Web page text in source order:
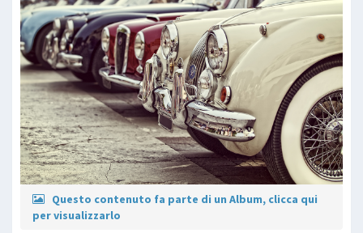
Questo contenuto fa parte di un Album, clicca qui
per visualizzarlo